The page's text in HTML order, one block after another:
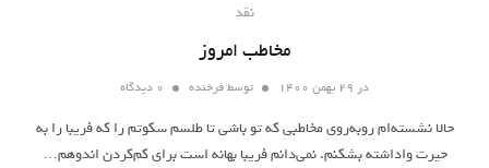
نقد
مخاطب امروز
در توسطفرخنده ۰ دیدگاه
حالا نشسته‌‌ام روبه‌روی مخاطبی که تو باشی تا طلسم سکوتم را که فریبا را به
حیرت واداشته بشکنم. نمی‌دانم فریبا بهانه است برای کم‌کردن اندوهم…